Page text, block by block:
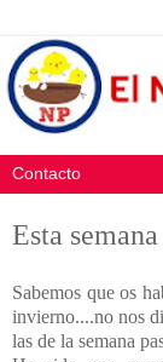
Esta
Sabemos que os
invierno....no nos
las de la semana